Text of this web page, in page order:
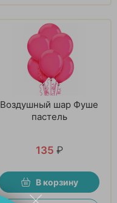
Воздушный шар Фуше
пастель
135 ₽
В корзину